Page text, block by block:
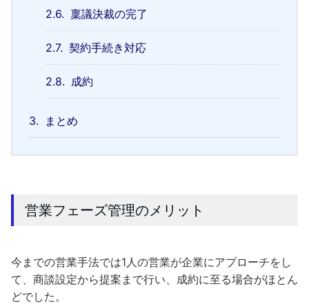
2.6. 稟議決裁の完了
2.7. 契約手続き対応
2.8. 成約
3. まとめ
営業フェーズ管理のメリット
今までの営業手法では1人の営業が企業にアプローチをし
て、商談設定から提案まで行い、成約に至る場合がほとん
どでした。